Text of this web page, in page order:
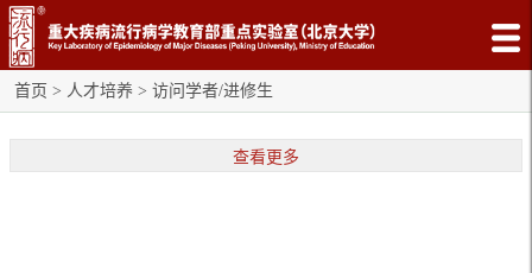
首页 > 人才培养 > 访问学者/进修生
查看更多